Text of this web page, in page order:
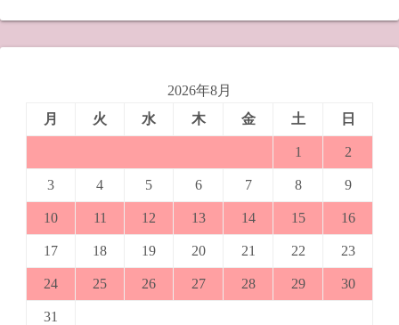
2026年8月
月
火 水 木 金 土 日
1 2
3 4 5 6 7 8 9
10 11 12 13 14 15 16
17 18 19 20 21 22 23
24 25 26 27 28 29 30
31